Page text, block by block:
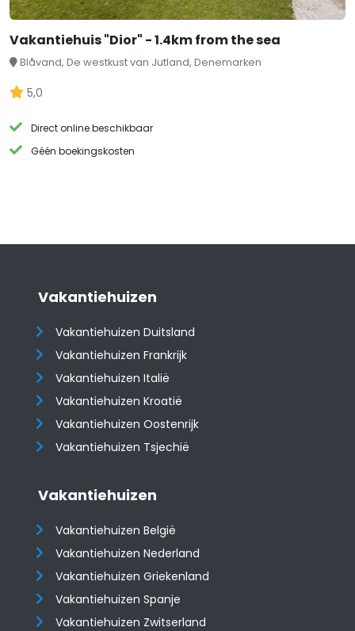
Vakantiehuis "Dior" - 1.4km from the sea
Blåvand, De westkust van Jutland, Denemarken
5,0
Direct online beschikbaar
Géén boekingskosten
Vakantiehuizen
Vakantiehuizen Duitsland
Vakantiehuizen Frankrijk
Vakantiehuizen Italië
Vakantiehuizen Kroatië
​​​​​​​Vakantiehuizen Oostenrijk
Vakantiehuizen Tsjechië
Vakantiehuizen
Vakantiehuizen België
Vakantiehuizen Nederland
Vakantiehuizen Griekenland
Vakantiehuizen Spanje
​​​​​​​Vakantiehuizen Zwitserland